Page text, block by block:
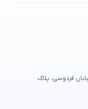
فردوسی، پلاک